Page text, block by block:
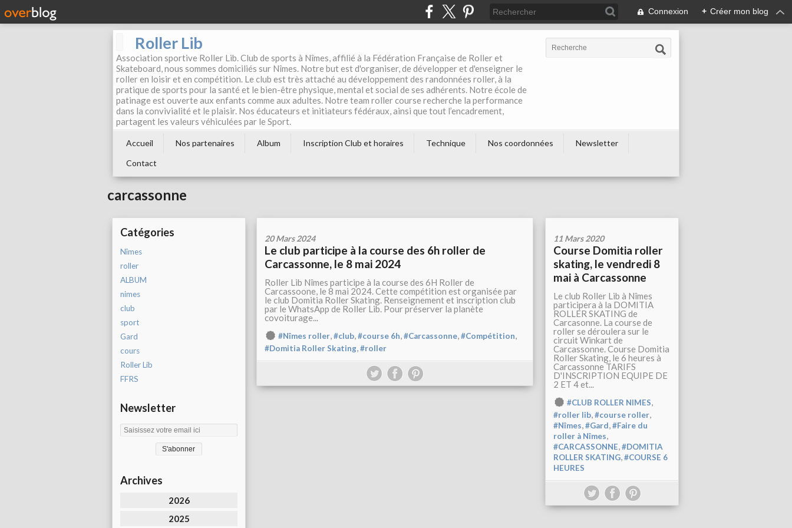
Connexion + Créer mon blog
Roller Lib
Association sportive Roller Lib. Club de sports à Nîmes, affilié à la Fédération Française de Roller et
Skateboard, nous sommes domiciliés sur Nîmes. Notre but est d'organiser, de développer et d'enseigner le
roller en loisir et en compétition. Le club est très attaché au développement des randonnées roller, à la
pratique de sports pour la santé et le bien-être physique, mental et social de ses adhérents. Notre école de
patinage est ouverte aux enfants comme aux adultes. Notre team roller course recherche la performance
dans la convivialité et le plaisir. Nos éducateurs et initiateurs fédéraux, ainsi que tout l’encadrement,
partagent les valeurs véhiculées par le Sport.
Accueil Nos partenaires Album Inscription Club et horaires Technique Nos coordonnées
Newsletter
Contact
carcassonne
Catégories
Nîmes
roller
ALBUM
nimes
club
sport
Gard
cours
Roller Lib
FFRS
Newsletter
Archives
2026
2025
20 Mars 2024
Le club participe à la course des 6h roller de
Carcassonne, le 8 mai 2024
Roller Lib Nîmes participe à la course des 6H Roller de
Carcassoone, le 8 mai 2024. Cette compétition est organisée par
le club Domitia Roller Skating. Renseignement et inscription club
par le WhatsApp de Roller Lib. Pour préserver la planète
covoiturage...
#Nîmes roller,#club,#course 6h,#Carcassonne,#Compétition,
#Domitia Roller Skating,#roller
11 Mars 2020
Course Domitia roller
skating, le vendredi 8
mai à Carcassonne
Le club Roller Lib à Nîmes
participera à la DOMITIA
ROLLER SKATING de
Carcasonne. La course de
roller se déroulera sur le
circuit Winkart de
Carcassonne. Course Domitia
Roller Skating, le 6 heures à
Carcassonne TARIFS
D'INSCRIPTION EQUIPE DE
2 ET 4 et...
#CLUB ROLLER NIMES,
#roller lib,#course roller,
#Nîmes,#Gard,#Faire du
roller à Nîmes,
#CARCASSONNE,#DOMITIA
ROLLER SKATING,#COURSE 6
HEURES